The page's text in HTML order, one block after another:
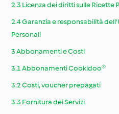
2.3 Licenza dei diritti sulle Ricette
2.4 Garanzia e responsabilità
Personali
3 Abbonamenti e Costi
3.1 Abbonamenti Cookidoo®
3.2 Costi, voucher prepagati
3.3 Fornitura dei Servizi